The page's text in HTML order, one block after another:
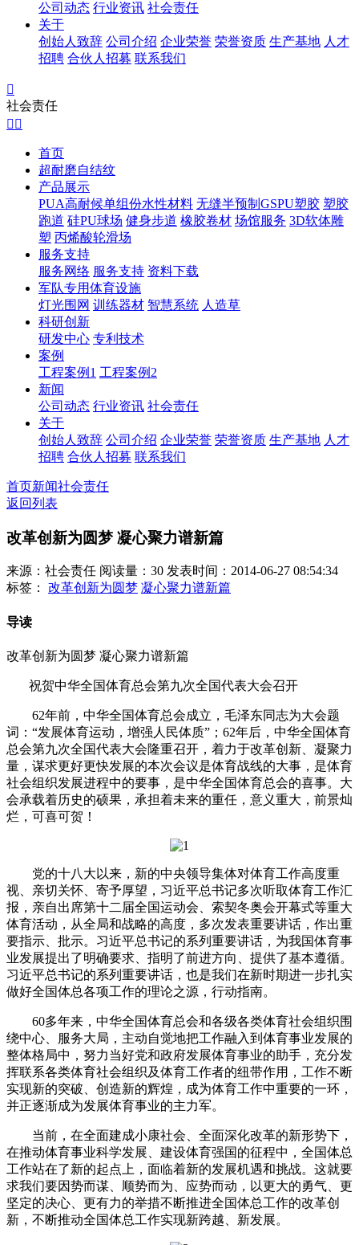
公司动态 行业资讯 社会责任
关于
创始人致辞 公司介绍 企业荣誉 荣誉资质 生产基地 人才
招聘 合伙人招募 联系我们

社会责任
 
首页
超耐磨自结纹
产品展示
PUA高耐候单组份水性材料 无缝半预制GSPU塑胶 塑胶
跑道 硅PU球场 健身步道 橡胶卷材 场馆服务 3D软体雕
塑 丙烯酸轮滑场
服务支持
服务网络 服务支持 资料下载
军队专用体育设施
灯光围网 训练器材 智慧系统 人造草
科研创新
研发中心 专利技术
案例
工程案例1 工程案例2
新闻
公司动态 行业资讯 社会责任
关于
创始人致辞 公司介绍 企业荣誉 荣誉资质 生产基地 人才
招聘 合伙人招募 联系我们
首页新闻社会责任
返回列表
改革创新为圆梦 凝心聚力谱新篇
来源：社会责任 阅读量：30 发表时间：2014-06-27 08:54:34
标签： 改革创新为圆梦 凝心聚力谱新篇
导读
改革创新为圆梦 凝心聚力谱新篇
祝贺中华全国体育总会第九次全国代表大会召开
62年前，中华全国体育总会成立，毛泽东同志为大会题
词：“发展体育运动，增强人民体质”；62年后，中华全国体育
总会第九次全国代表大会隆重召开，着力于改革创新、凝聚力
量，谋求更好更快发展的本次会议是体育战线的大事，是体育
社会组织发展进程中的要事，是中华全国体育总会的喜事。大
会承载着历史的硕果，承担着未来的重任，意义重大，前景灿
烂，可喜可贺！
党的十八大以来，新的中央领导集体对体育工作高度重
视、亲切关怀、寄予厚望，习近平总书记多次听取体育工作汇
报，亲自出席第十二届全国运动会、索契冬奥会开幕式等重大
体育活动，从全局和战略的高度，多次发表重要讲话，作出重
要指示、批示。习近平总书记的系列重要讲话，为我国体育事
业发展提出了明确要求、指明了前进方向、提供了基本遵循。
习近平总书记的系列重要讲话，也是我们在新时期进一步扎实
做好全国体总各项工作的理论之源，行动指南。
60多年来，中华全国体育总会和各级各类体育社会组织围
绕中心、服务大局，主动自觉地把工作融入到体育事业发展的
整体格局中，努力当好党和政府发展体育事业的助手，充分发
挥联系各类体育社会组织及体育工作者的纽带作用，工作不断
实现新的突破、创造新的辉煌，成为体育工作中重要的一环，
并正逐渐成为发展体育事业的主力军。
当前，在全面建成小康社会、全面深化改革的新形势下，
在推动体育事业科学发展、建设体育强国的征程中，全国体总
工作站在了新的起点上，面临着新的发展机遇和挑战。这就要
求我们要因势而谋、顺势而为、应势而动，以更大的勇气、更
坚定的决心、更有力的举措不断推进全国体总工作的改革创
新，不断推动全国体总工作实现新跨越、新发展。